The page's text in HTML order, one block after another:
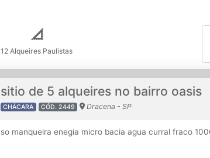
12 Alqueires Paulistas
sitio de 5 alqueires no bairro oasis
CHÁCARA CÓD. 2449 Dracena - SP
so manqueira enegia micro bacia agua curral fraco